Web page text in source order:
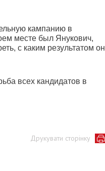
кампанию в
месте был Янукович,
с каким результатом он
всех кандидатов в
Друкувати сторінку